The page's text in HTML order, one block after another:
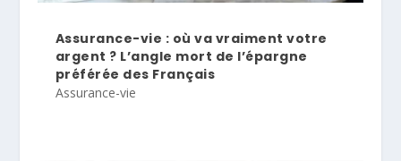
Assurance-vie : où va vraiment votre
argent ? L’angle mort de l’épargne
préférée des Français
Assurance-vie